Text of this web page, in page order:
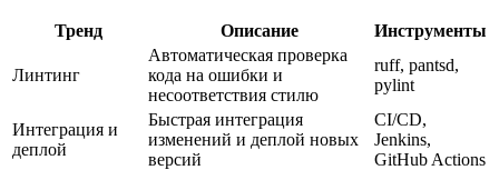
Тренд Описание Инструменты
Линтинг
Автоматическая проверка
кода на ошибки и
несоответствия стилю
ruff, pantsd,
pylint
Интеграция и
деплой
Быстрая интеграция
изменений и деплой новых
версий
CI/CD,
Jenkins,
GitHub Actions